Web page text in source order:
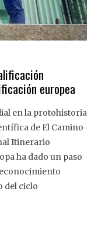
europea
en la protohistoria
de El Camino
Itinerario
ha dado un paso
del ciclo